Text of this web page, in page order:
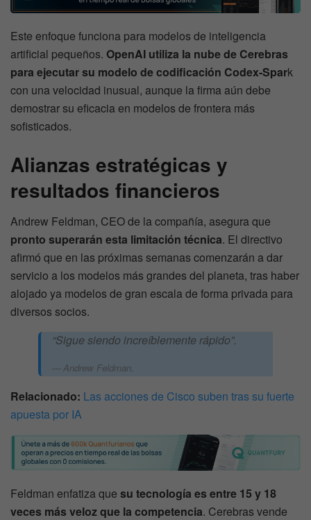
Este enfoque funciona para modelos de inteligencia
artificial pequeños. OpenAI utiliza la nube de Cerebras
para ejecutar su modelo de codificación Codex-Spark
con una velocidad inusual, aunque la firma aún debe
demostrar su eficacia en modelos de frontera más
sofisticados.
Alianzas estratégicas y
resultados financieros
Andrew Feldman, CEO de la compañía, asegura que
pronto superarán esta limitación técnica. El directivo
afirmó que en las próximas semanas comenzarán a dar
servicio a los modelos más grandes del planeta, tras haber
alojado ya modelos de gran escala de forma privada para
diversos socios.
“Sigue siendo increíblemente rápido”.
Andrew Feldman.
Relacionado: Las acciones de Cisco suben tras su fuerte
apuesta por IA
Feldman enfatiza que su tecnología es entre 15 y 18
veces más veloz que la competencia. Cerebras vende